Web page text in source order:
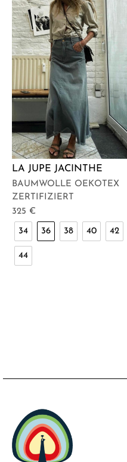
LA JUPE JACINTHE
BAUMWOLLE OEKOTEX
ZERTIFIZIERT
325 €
34 36 38 40 42
44